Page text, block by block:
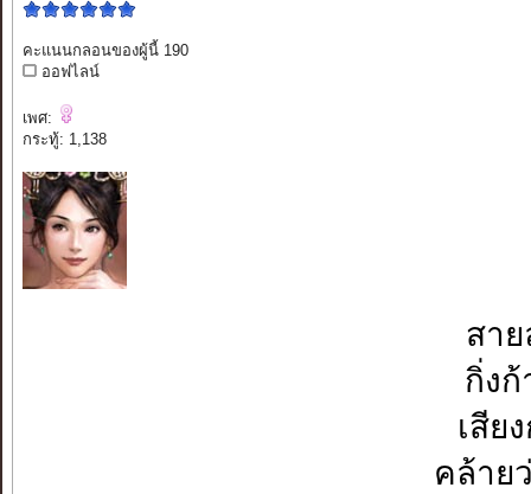
คะแนนกลอนของผู้นี้ 190
ออฟไลน์
เพศ:
กระทู้: 1,138
สา
กิ่ง
เสีย
คล้าย